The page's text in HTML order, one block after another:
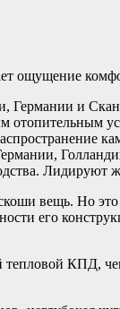
ощущение
и
Лидируют
вещь. Но
его
КПД,